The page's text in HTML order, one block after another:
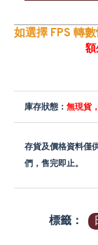
如選擇 FPS 轉
額
庫存狀態： 無現貨
存貨及價格資料僅
們，售完即止。
標籤：